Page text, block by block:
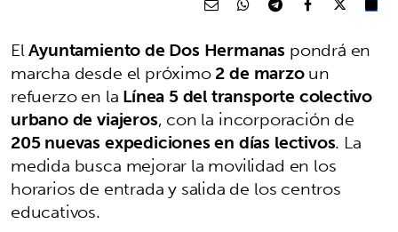
ElAyuntamiento de Dos Hermanas pondrá en
marcha desde el próximo2 de marzoun
refuerzo en laLínea 5 del transporte colectivo
urbano de viajeros, con la incorporación de
205 nuevas expediciones en días lectivos. La
medida busca mejorar la movilidad en los
horarios de entrada y salida de los centros
educativos.